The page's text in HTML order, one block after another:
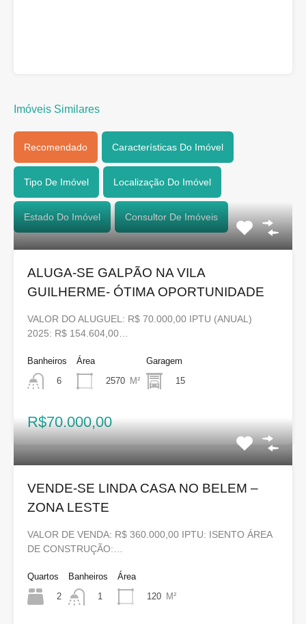
Imóveis Similares
Recomendado Características Do Imóvel
Tipo De Imóvel Localização Do Imóvel
Estado Do Imóvel Consultor De Imóveis
ALUGA-SE GALPÃO NA VILA
GUILHERME- ÓTIMA OPORTUNIDADE
VALOR DO ALUGUEL: R$ 70.000,00 IPTU (ANUAL)
2025: R$ 154.604,00…
Banheiros
6
Área
2570 M²
Garagem
15
R$70.000,00
VENDE-SE LINDA CASA NO BELEM –
ZONA LESTE
VALOR DE VENDA: R$ 360.000,00 IPTU: ISENTO ÁREA
DE CONSTRUÇÃO:…
Quartos
2
Banheiros
1
Área
120 M²